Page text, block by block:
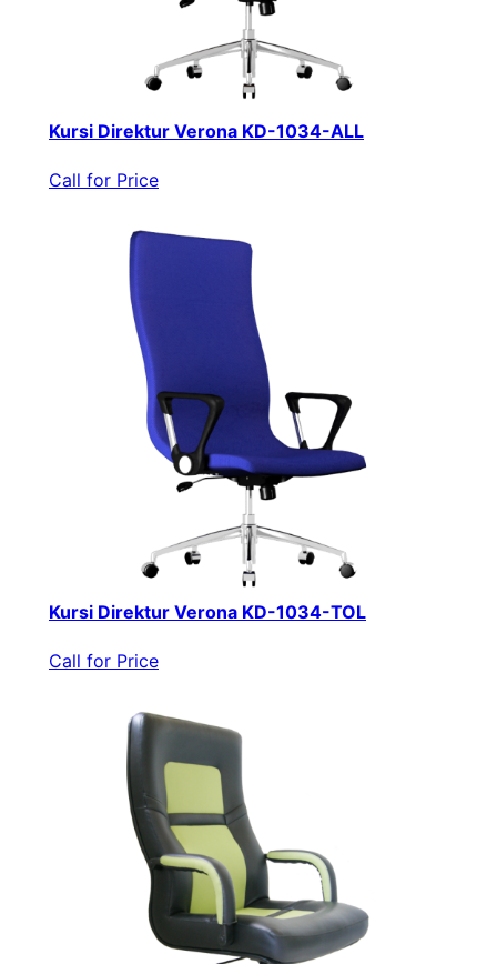
Kursi Direktur Verona KD-1034-ALL
Call for Price
Kursi Direktur Verona KD-1034-TOL
Call for Price